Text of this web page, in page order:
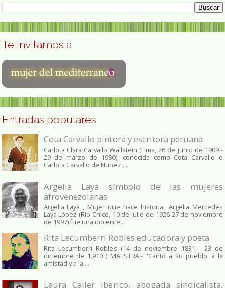
Te invitamos a
Entradas populares
Cota Carvallo pintora y escritora peruana
Carlota Clara Carvallo Wallstein (Lima, 26 de junio de 1909 -
29 de marzo de 1980), conocida como Cota Carvallo o
Carlota Carvallo de Nuñez,...
Argelia Laya símbolo de las mujeres
afrovenezolanas
Argelia Laya , Mujer que hace historia Argelia Mercedes
Laya López (Río Chico, 10 de julio de 1926-27 de noviembre
de 1997) fue una docente...
Rita Lecumberri Robles educadora y poeta
Rita Lecumberri Robles (14 de noviembre 1831- 23 de
diciembre de 1.910 ) MAESTRA.- "Cantó a su pueblo, a la
amistad y a la ...
Laura Caller Iberico, abogada sindicalista,